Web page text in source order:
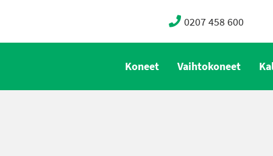
0207 458 600
Koneet Vaihtokoneet